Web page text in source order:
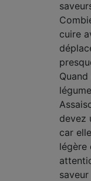
cuire
devez
car
légère